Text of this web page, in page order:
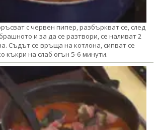
с червен пипер, разбъркват се, след
и за да се разтвори, се наливат 2
Съдът се връща на котлона, сипват се
къкри на слаб огън 5-6 минути.